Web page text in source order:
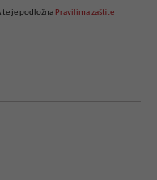
te je podložna Pravilima zaštite